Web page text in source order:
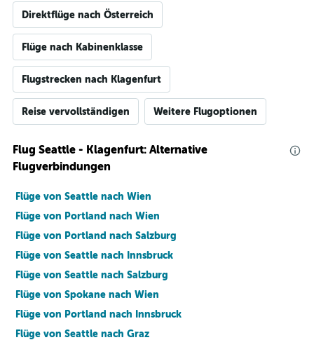
Direktflüge nach Österreich
Flüge nach Kabinenklasse
Flugstrecken nach Klagenfurt
Reise vervollständigen Weitere Flugoptionen
Flug Seattle - Klagenfurt: Alternative
Flugverbindungen
Flüge von Seattle nach Wien
Flüge von Portland nach Wien
Flüge von Portland nach Salzburg
Flüge von Seattle nach Innsbruck
Flüge von Seattle nach Salzburg
Flüge von Spokane nach Wien
Flüge von Portland nach Innsbruck
Flüge von Seattle nach Graz